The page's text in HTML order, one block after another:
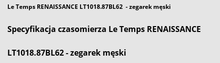
Le Temps RENAISSANCE LT1018.87BL62 - zegarek męski
Specyfikacja czasomierza Le Temps RENAISSANCE
LT1018.87BL62 - zegarek męski